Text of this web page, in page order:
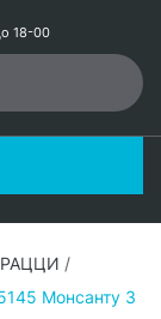
18-00
/
Монсанту 3